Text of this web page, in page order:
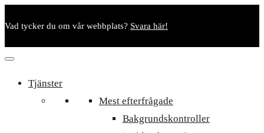
Vad tycker du om vår webbplats? Svara här!
Tjänster
Mest efterfrågade
Bakgrundskontroller